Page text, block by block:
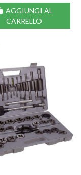
AGGIUNGI AL
CARRELLO